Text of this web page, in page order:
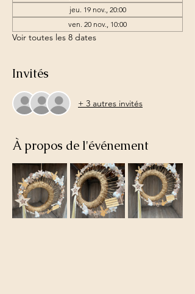
jeu. 19 nov., 20:00
ven. 20 nov., 10:00
Voir toutes les 8 dates
Invités
+ 3 autres invités
À propos de l'événement